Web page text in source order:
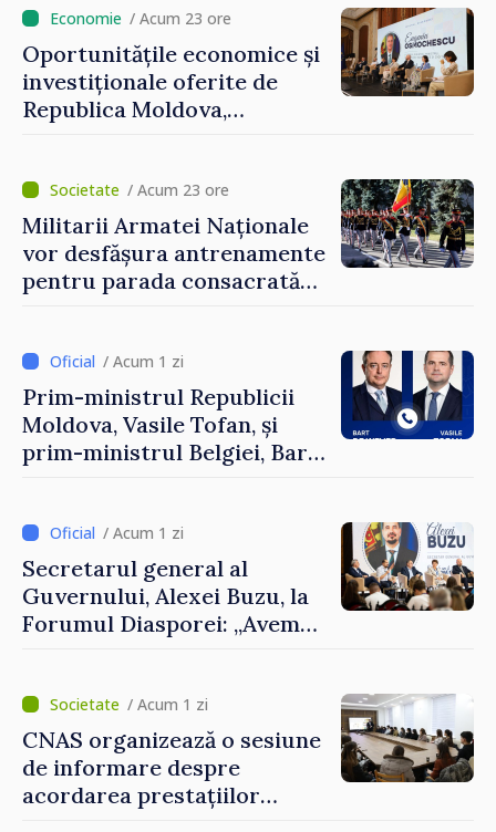
/ Acum 23 ore
Oportunitățile economice și
investiționale oferite de
Republica Moldova,
Forumul Diasporei
/ Acum 23 ore
Militarii Armatei Naționale
vor desfășura antrenamente
pentru parada consacrată
/ Acum 1 zi
Prim-ministrul Republicii
Moldova, Vasile Tofan, și
prim-ministrul Belgiei, Bart
al Republicii Moldova.
/ Acum 1 zi
Secretarul general al
Guvernului, Alexei Buzu, la
Forumul Diasporei: „Avem
construi comunități mai
puternice”
/ Acum 1 zi
CNAS organizează o sesiune
de informare despre
acordarea prestațiilor